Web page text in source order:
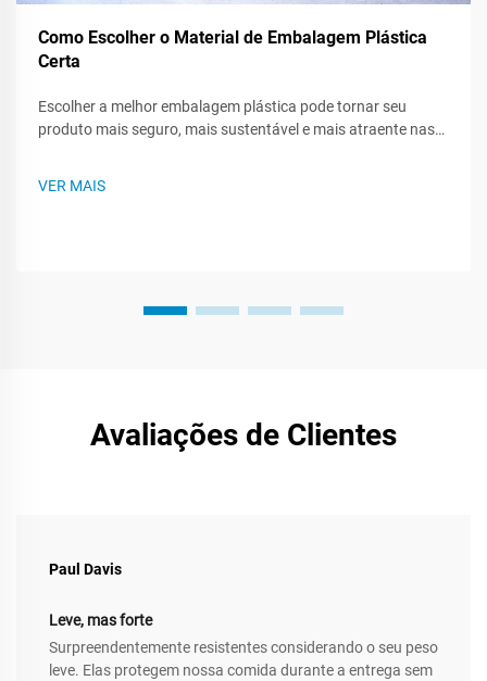
Como Escolher o Material de Embalagem Plástica
Certa
Escolher a melhor embalagem plástica pode tornar seu
produto mais seguro, mais sustentável e mais atraente nas
VER MAIS
Avaliações de Clientes
Paul Davis
Leve, mas forte
Surpreendentemente resistentes considerando o seu peso
leve. Elas protegem nossa comida durante a entrega sem